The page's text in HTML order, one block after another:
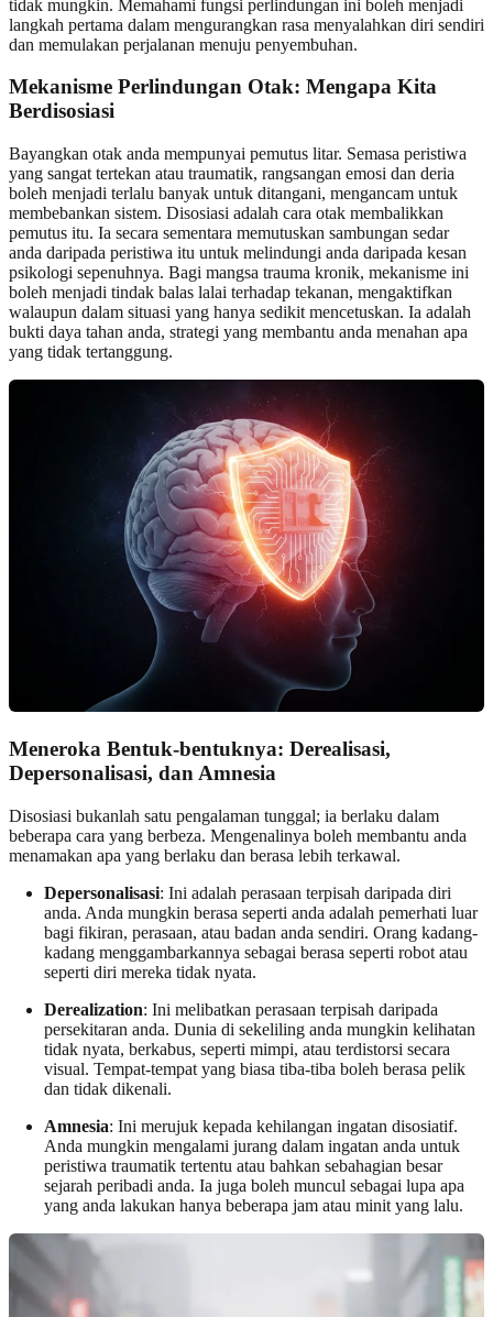
tidak mungkin. Memahami fungsi perlindungan ini boleh menjadi
langkah pertama dalam mengurangkan rasa menyalahkan diri sendiri
dan memulakan perjalanan menuju penyembuhan.
Mekanisme Perlindungan Otak: Mengapa Kita
Berdisosiasi
Bayangkan otak anda mempunyai pemutus litar. Semasa peristiwa
yang sangat tertekan atau traumatik, rangsangan emosi dan deria
boleh menjadi terlalu banyak untuk ditangani, mengancam untuk
membebankan sistem. Disosiasi adalah cara otak membalikkan
pemutus itu. Ia secara sementara memutuskan sambungan sedar
anda daripada peristiwa itu untuk melindungi anda daripada kesan
psikologi sepenuhnya. Bagi mangsa trauma kronik, mekanisme ini
boleh menjadi tindak balas lalai terhadap tekanan, mengaktifkan
walaupun dalam situasi yang hanya sedikit mencetuskan. Ia adalah
bukti daya tahan anda, strategi yang membantu anda menahan apa
yang tidak tertanggung.
Meneroka Bentuk-bentuknya: Derealisasi,
Depersonalisasi, dan Amnesia
Disosiasi bukanlah satu pengalaman tunggal; ia berlaku dalam
beberapa cara yang berbeza. Mengenalinya boleh membantu anda
menamakan apa yang berlaku dan berasa lebih terkawal.
Depersonalisasi: Ini adalah perasaan terpisah daripada diri
anda. Anda mungkin berasa seperti anda adalah pemerhati luar
bagi fikiran, perasaan, atau badan anda sendiri. Orang kadang-
kadang menggambarkannya sebagai berasa seperti robot atau
seperti diri mereka tidak nyata.
Derealization: Ini melibatkan perasaan terpisah daripada
persekitaran anda. Dunia di sekeliling anda mungkin kelihatan
tidak nyata, berkabus, seperti mimpi, atau terdistorsi secara
visual. Tempat-tempat yang biasa tiba-tiba boleh berasa pelik
dan tidak dikenali.
Amnesia: Ini merujuk kepada kehilangan ingatan disosiatif.
Anda mungkin mengalami jurang dalam ingatan anda untuk
peristiwa traumatik tertentu atau bahkan sebahagian besar
sejarah peribadi anda. Ia juga boleh muncul sebagai lupa apa
yang anda lakukan hanya beberapa jam atau minit yang lalu.